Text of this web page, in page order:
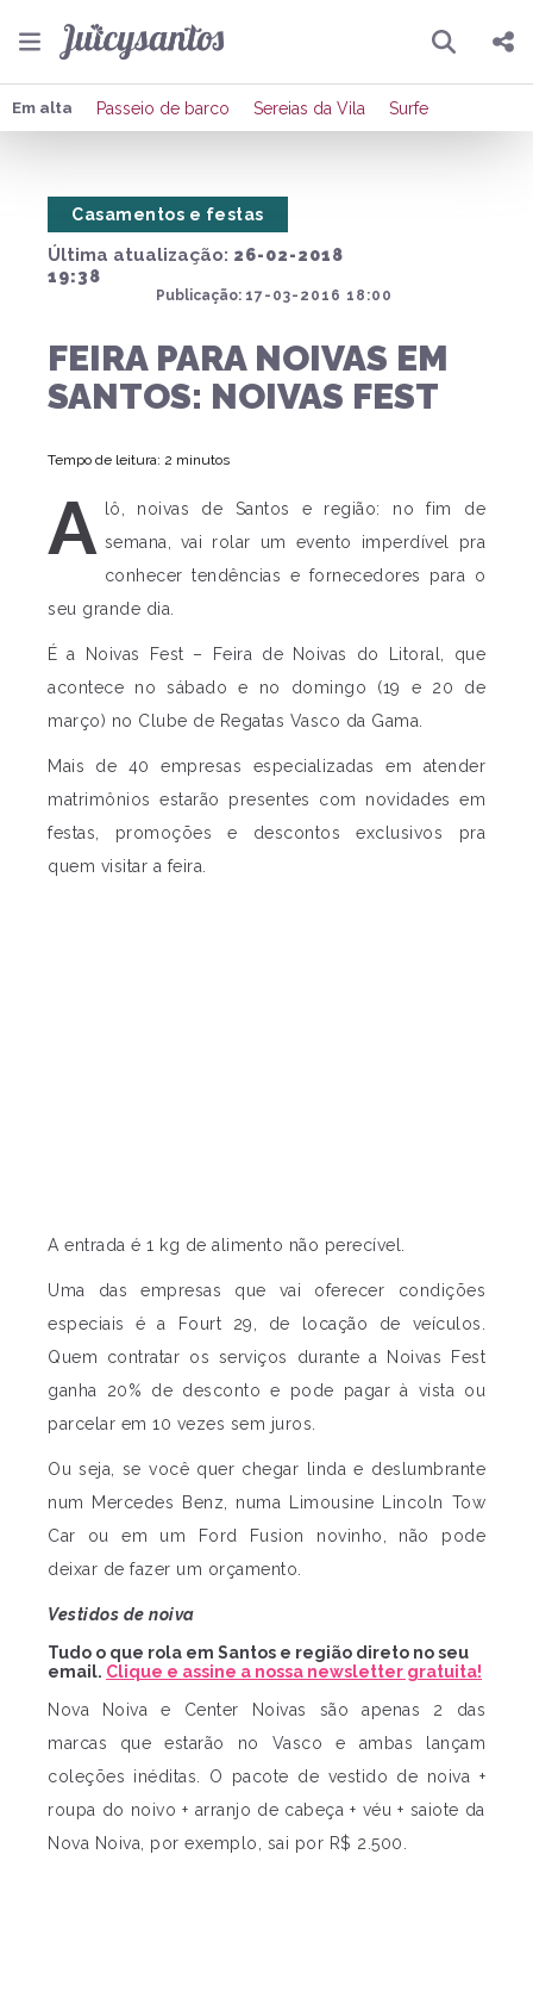
Pesquisar
Compartilhar
Em alta Passeio de barco Sereias da Vila Surfe
Última atualização: 26-02-2018
19:38
Publicação: 17-03-2016 18:00
Casamentos e festas
FEIRA PARA NOIVAS EM
SANTOS: NOIVAS FEST
Tempo de leitura: 2 minutos
A
lô, noivas de Santos e região: no fim de
semana, vai rolar um evento imperdível pra
conhecer tendências e fornecedores para o
seu grande dia.
É a Noivas Fest – Feira de Noivas do Litoral, que
acontece no sábado e no domingo (19 e 20 de
março) no Clube de Regatas Vasco da Gama.
Mais de 40 empresas especializadas em atender
matrimônios estarão presentes com novidades em
festas, promoções e descontos exclusivos pra
quem visitar a feira.
A entrada é 1 kg de alimento não perecível.
Uma das empresas que vai oferecer condições
especiais é a Fourt 29, de locação de veículos.
Quem contratar os serviços durante a Noivas Fest
ganha 20% de desconto e pode pagar à vista ou
parcelar em 10 vezes sem juros.
Ou seja, se você quer chegar linda e deslumbrante
num Mercedes Benz, numa Limousine Lincoln Tow
Car ou em um Ford Fusion novinho, não pode
deixar de fazer um orçamento.
Vestidos de noiva
Tudo o que rola em Santos e região direto no seu
email. Clique e assine a nossa newsletter gratuita!
Nova Noiva e Center Noivas são apenas 2 das
marcas que estarão no Vasco e ambas lançam
coleções inéditas. O pacote de vestido de noiva +
roupa do noivo + arranjo de cabeça + véu + saiote da
Nova Noiva, por exemplo, sai por R$ 2.500.